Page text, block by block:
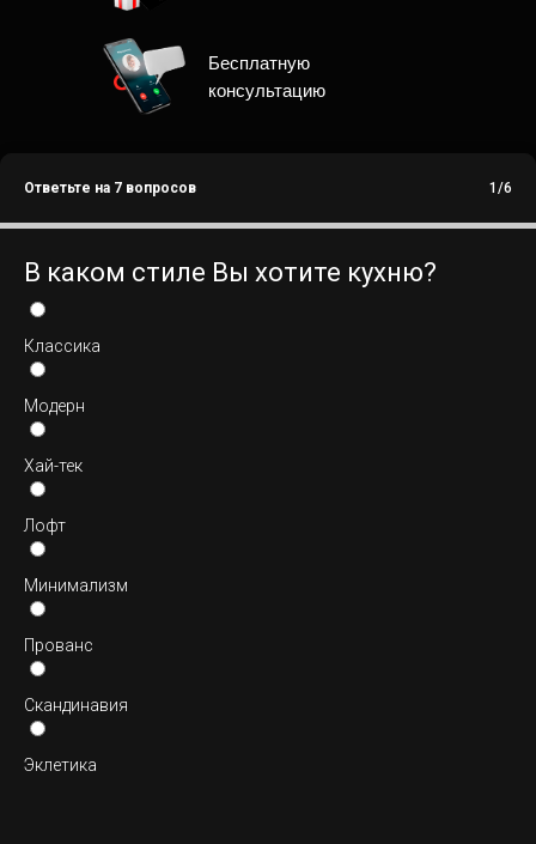
Бесплатную
консультацию
Ответьте на 7 вопросов 1/6
В каком стиле Вы хотите кухню?
Классика
Модерн
Хай-тек
Лофт
Минимализм
Прованс
Скандинавия
Эклетика